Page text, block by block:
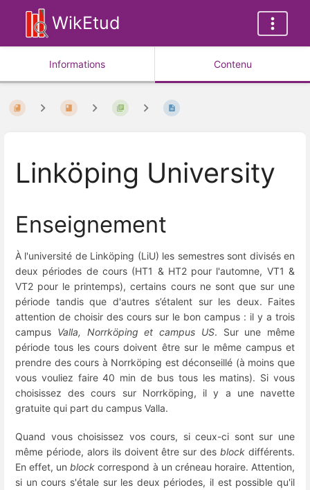
WikEtud
Informations Contenu
Linköping University
Enseignement
À l'université de Linköping (LiU) les semestres sont divisés en
deux périodes de cours (HT1 & HT2 pour l'automne, VT1 &
VT2 pour le printemps), certains cours ne sont que sur une
période tandis que d'autres s’étalent sur les deux. Faites
attention de choisir des cours sur le bon campus : il y a trois
campus Valla, Norrköping et campus US. Sur une même
période tous les cours doivent être sur le même campus et
prendre des cours à Norrköping est déconseillé (à moins que
vous vouliez faire 40 min de bus tous les matins). Si vous
choisissez des cours sur Norrköping, il y a une navette
gratuite qui part du campus Valla.
Quand vous choisissez vos cours, si ceux-ci sont sur une
même période, alors ils doivent être sur desblock différents.
En effet, unblock correspond à un créneau horaire. Attention,
si un cours s'étale sur les deux périodes, il est possible qu'il